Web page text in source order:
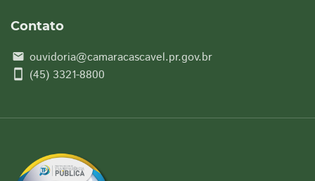
Contato
email ouvidoria@camaracascavel.pr.gov.br
smartphone (45) 3321-8800